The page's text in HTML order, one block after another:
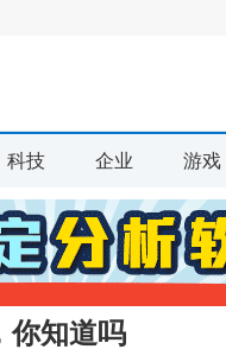
科技 企业 游戏
你知道吗